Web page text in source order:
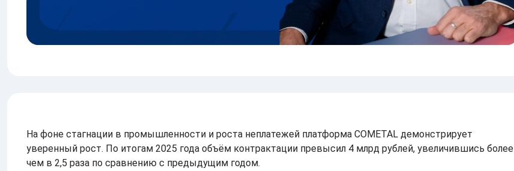
На фоне стагнации в промышленности и роста неплатежей платформа COMETAL демонстрирует
уверенный рост. По итогам 2025 года объём контрактации превысил 4 млрд рублей, увеличившись более
чем в 2,5 раза по сравнению с предыдущим годом.